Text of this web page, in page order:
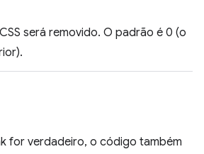
será removido. O padrão é 0 (o
for verdadeiro, o código também